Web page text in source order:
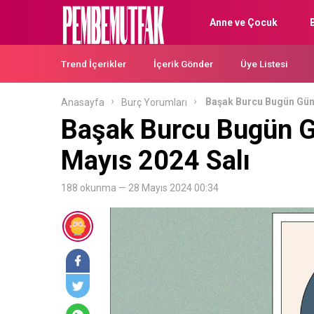
Anne ve Çocuk
Trend İçerikler İçerik Gönder Üye Listesi
Anasayfa Burç Yorumları Başak Burcu Bugün
Başak Burcu Bugün
Mayıs 2024 Salı
188 okunma — 28 Mayıs 2024 00:34